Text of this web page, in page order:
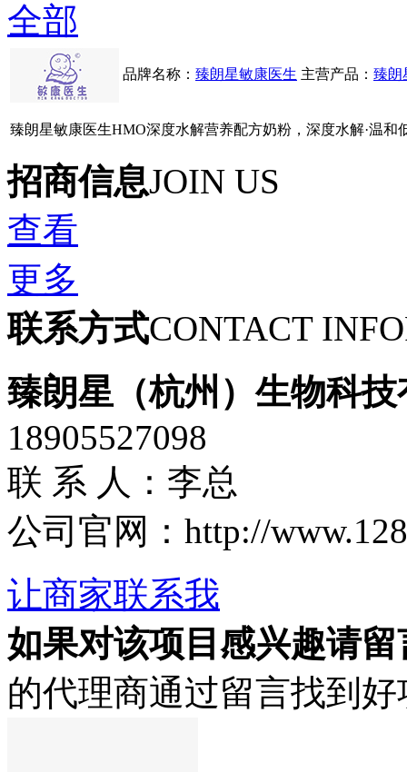
全部
品牌名称： 臻朗星敏康医生 主营产品： 臻朗
臻朗星敏康医生HMO深度水解营养配方奶粉，深度水解·温和
招商信息JOIN US
查看
更多
联系方式CONTACT
臻朗星（杭州）生物科
18905527098
联 系 人：李总
公司官网：http://
让商家联系我
如果对该项目感兴趣请留
的代理商通过留言找到